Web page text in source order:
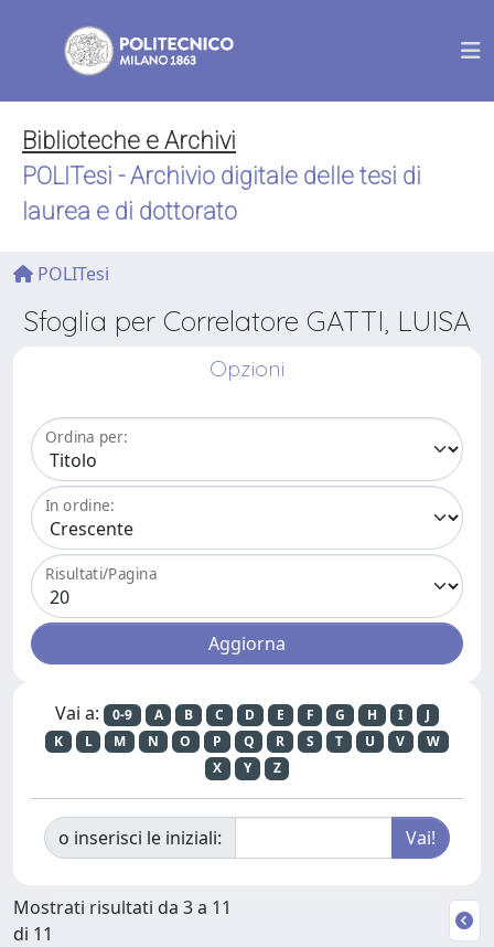
Biblioteche e Archivi
POLITesi - Archivio digitale delle tesi di
laurea e di dottorato
POLITesi
Sfoglia per Correlatore GATTI, LUISA
Opzioni
Ordina per:
In ordine:
Risultati/Pagina
Vai a: 0-9 A B C D E F G H I
J
K
L M N O P Q R S T U V
W
X
Y Z
o inserisci le iniziali:
Mostrati risultati da 3 a 11
di 11